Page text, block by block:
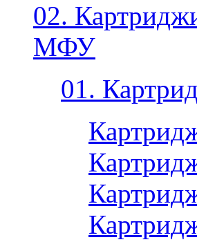
02.
МФУ
01.